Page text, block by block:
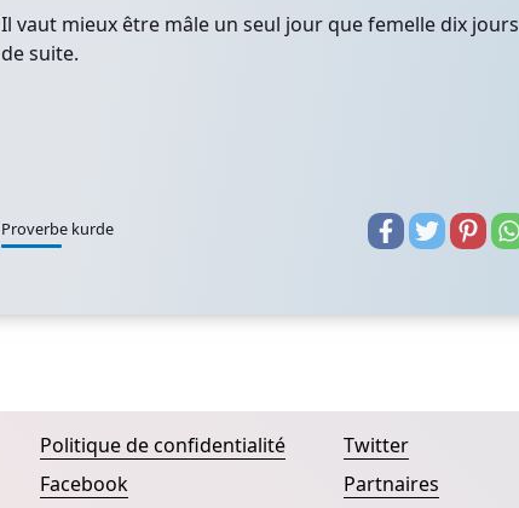
Il vaut mieux être mâle un seul jour que femelle dix jours
de suite.
Proverbe kurde
Politique de confidentialité
Facebook
Twitter
Partnaires